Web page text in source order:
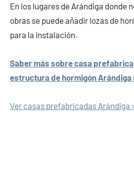
En los lugares de Arándiga donde
obras se puede añadir lozas de
para la instalación.
Saber más sobre casa
estructura de hormigón Arándiga
Ver casas prefabricadas Arándiga